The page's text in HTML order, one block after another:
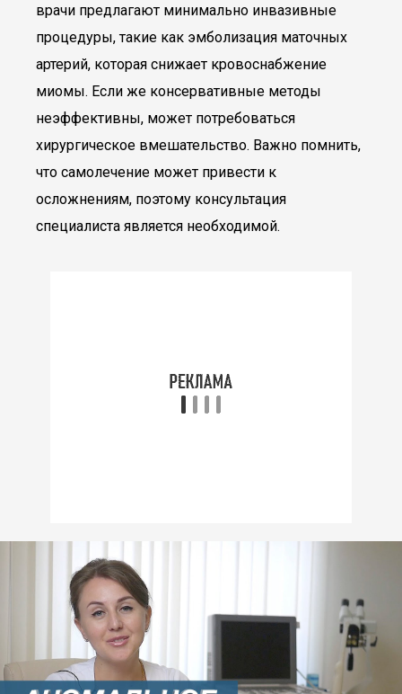
врачи предлагают минимально инвазивные
процедуры, такие как эмболизация маточных
артерий, которая снижает кровоснабжение
миомы. Если же консервативные методы
неэффективны, может потребоваться
хирургическое вмешательство. Важно помнить,
что самолечение может привести к
осложнениям, поэтому консультация
специалиста является необходимой.